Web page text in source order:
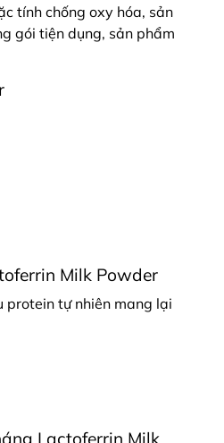
tính chống oxy hóa, sản
gói tiện dụng, sản phẩm
Milk Powder
protein tự nhiên mang lại
Lactoferrin Milk